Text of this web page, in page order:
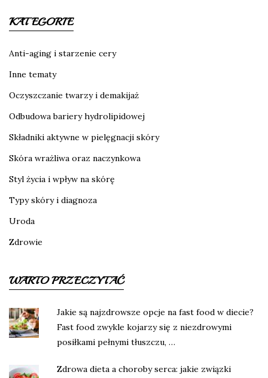
KATEGORIE
Anti-aging i starzenie cery
Inne tematy
Oczyszczanie twarzy i demakijaż
Odbudowa bariery hydrolipidowej
Składniki aktywne w pielęgnacji skóry
Skóra wrażliwa oraz naczynkowa
Styl życia i wpływ na skórę
Typy skóry i diagnoza
Uroda
Zdrowie
WARTO PRZECZYTAĆ
Jakie są najzdrowsze opcje na fast food w diecie?
Fast food zwykle kojarzy się z niezdrowymi
posiłkami pełnymi tłuszczu, …
Zdrowa dieta a choroby serca: jakie związki